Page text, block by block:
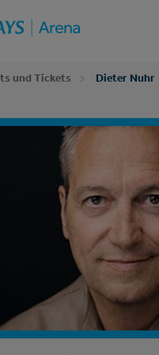
und Tickets Dieter Nuhr
Alarm
jetzt unseren Newsletter
für Dieter Nuhr Tickets,
oder neue